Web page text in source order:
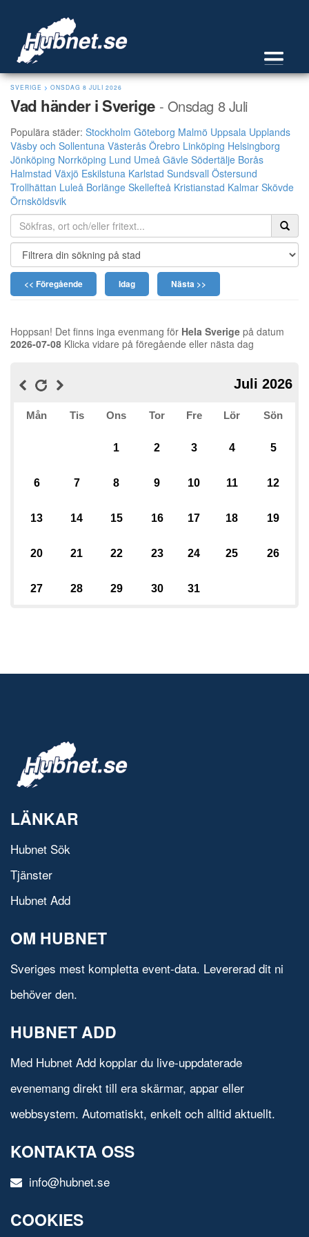
SVERIGE > ONSDAG 8 JULI 2026
Vad händer i Sverige - Onsdag 8 Juli
Populära städer: Stockholm Göteborg Malmö Uppsala Upplands
Väsby och Sollentuna Västerås Örebro Linköping Helsingborg
Jönköping Norrköping Lund Umeå Gävle Södertälje Borås
Halmstad Växjö Eskilstuna Karlstad Sundsvall Östersund
Trollhättan Luleå Borlänge Skellefteå Kristianstad Kalmar Skövde
Örnsköldsvik
<< Föregående Idag Nästa >>
Hoppsan! Det finns inga evenmang för Hela Sverige på datum
2026-07-08 Klicka vidare på föregående eller nästa dag
Juli 2026
Mån Tis Ons Tor Fre Lör Sön
1 2 3 4 5
6 7 8 9 10 11 12
13 14 15 16 17 18 19
20 21 22 23 24 25 26
27 28 29 30 31
LÄNKAR
Hubnet Sök
Tjänster
Hubnet Add
OM HUBNET
Sveriges mest kompletta event-data. Levererad dit ni
behöver den.
HUBNET ADD
Med Hubnet Add kopplar du live-uppdaterade
evenemang direkt till era skärmar, appar eller
webbsystem. Automatiskt, enkelt och alltid aktuellt.
KONTAKTA OSS
info@hubnet.se
COOKIES